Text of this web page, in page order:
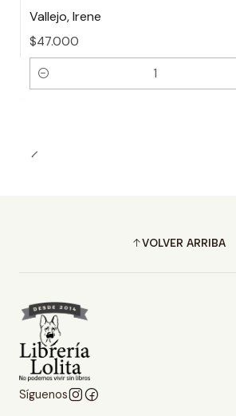
Vallejo, Irene
$47.000
Cantidad
VOLVER ARRIBA
Síguenos